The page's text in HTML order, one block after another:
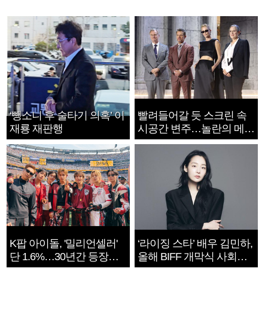
‘뺑소니 후 술타기 의혹’ 이
재룡 재판행
빨려들어갈 듯 스크린 속
시공간 변주…놀란의 메시
지는 ‘전쟁 속죄’
K팝 아이돌, '밀리언셀러'
단 1.6%…30년간 등장
1182개팀 전수조사
‘라이징 스타’ 배우 김민하,
올해 BIFF 개막식 사회자
확정